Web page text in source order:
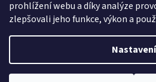
prohlížení webu a díky analýze
zlepšovali jeho funkce, výkon a
Nastavení
Vytvořil